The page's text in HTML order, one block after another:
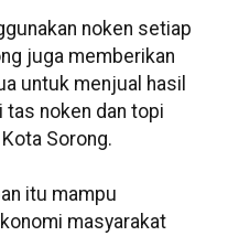
noken setiap
juga memberikan
untuk menjual hasil
tas noken dan topi
Sorong.
itu mampu
masyarakat